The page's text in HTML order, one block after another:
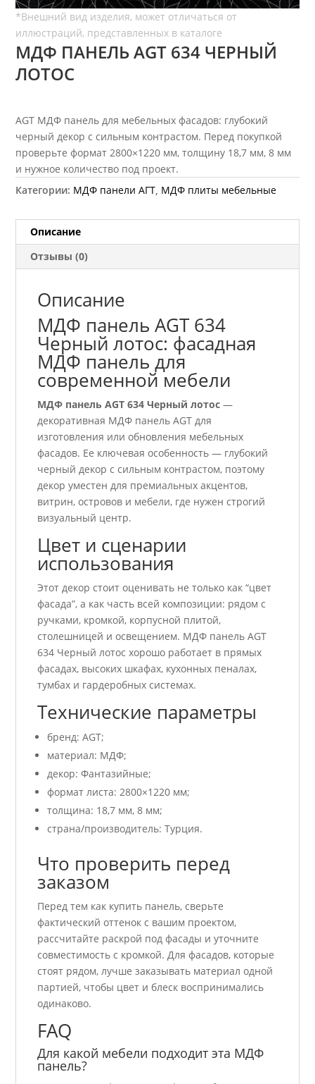
МДФ ПАНЕЛЬ AGT 634 ЧЕРНЫЙ
ЛОТОС
AGT МДФ панель для мебельных фасадов: глубокий
черный декор с сильным контрастом. Перед покупкой
проверьте формат 2800×1220 мм, толщину 18,7 мм, 8 мм
и нужное количество под проект.
Категории: МДФ панели АГТ, МДФ плиты мебельные
Описание
Отзывы (0)
Описание
МДФ панель AGT 634
Черный лотос: фасадная
МДФ панель для
современной мебели
МДФ панель AGT 634 Черный лотос —
декоративная МДФ панель AGT для
изготовления или обновления мебельных
фасадов. Ее ключевая особенность — глубокий
черный декор с сильным контрастом, поэтому
декор уместен для премиальных акцентов,
витрин, островов и мебели, где нужен строгий
визуальный центр.
Цвет и сценарии
использования
Этот декор стоит оценивать не только как “цвет
фасада”, а как часть всей композиции: рядом с
ручками, кромкой, корпусной плитой,
столешницей и освещением. МДФ панель AGT
634 Черный лотос хорошо работает в прямых
фасадах, высоких шкафах, кухонных пеналах,
тумбах и гардеробных системах.
Технические параметры
бренд: AGT;
материал: МДФ;
декор: Фантазийные;
формат листа: 2800×1220 мм;
толщина: 18,7 мм, 8 мм;
страна/производитель: Турция.
Что проверить перед
заказом
Перед тем как купить панель, сверьте
фактический оттенок с вашим проектом,
рассчитайте раскрой под фасады и уточните
совместимость с кромкой. Для фасадов, которые
стоят рядом, лучше заказывать материал одной
партией, чтобы цвет и блеск воспринимались
одинаково.
FAQ
Для какой мебели подходит эта МДФ
панель?